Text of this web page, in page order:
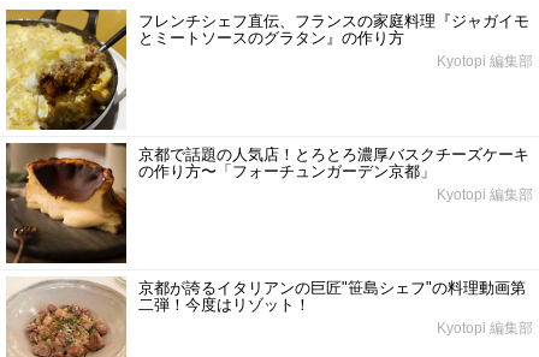
フレンチシェフ直伝、フランスの家庭料理『ジャガイモ
とミートソースのグラタン』の作り方
Kyotopi 編集部
京都で話題の人気店！とろとろ濃厚バスクチーズケーキ
の作り方〜「フォーチュンガーデン京都」
Kyotopi 編集部
京都が誇るイタリアンの巨匠"笹島シェフ"の料理動画第
二弾！今度はリゾット！
Kyotopi 編集部